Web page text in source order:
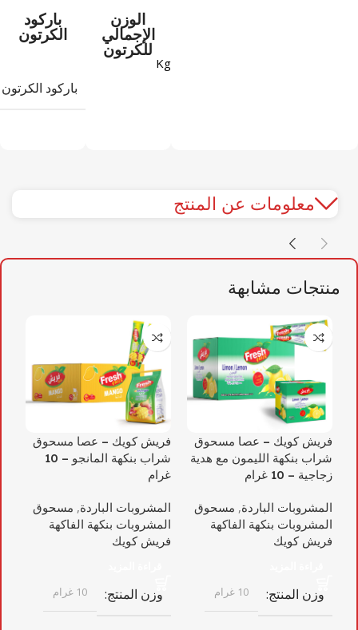
الوزن
الإجمالي
للكرتون
Kg
باركود
الكرتون
باركود الكرتون
معلومات عن المنتج
منتجات مشابهة
فريش كويك – عصا مسحوق
شراب بنكهة الليمون مع هدية
زجاجية – 10 غرام
المشروبات الباردة, مسحوق
المشروبات بنكهة الفاكهة
فريش كويك
وزن المنتج 10 غرام
فريش كويك – عصا مسحوق
شراب بنكهة المانجو – 10
غرام
المشروبات الباردة, مسحوق
المشروبات بنكهة الفاكهة
فريش كويك
وزن المنتج 10 غرام